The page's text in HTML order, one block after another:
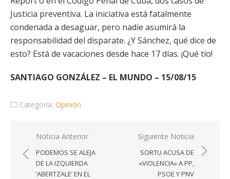
Justicia preventiva. La iniciativa está fatalmente
condenada a desaguar, pero nadie asumirá la
responsabilidad del disparate. ¿Y Sánchez, qué dice de
esto? Está de vacaciones desde hace 17 días. ¡Qué tío!
SANTIAGO GONZÁLEZ – EL MUNDO – 15/08/15
Categoría: Opinión
Navegación
de
entradas
Noticia Anterior
PODEMOS SE ALEJA
DE LA IZQUIERDA
‘ABERTZALE’ EN EL
Siguiente Noticia
SORTU ACUSA DE
«VIOLENCIA» A PP,
PSOE Y PNV